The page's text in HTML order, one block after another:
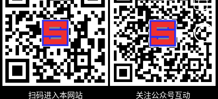
扫码进入本网站 关注公众号互动